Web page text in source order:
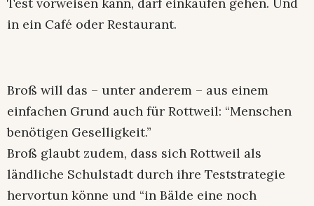
in ein Café oder Restaurant.
Broß will das – unter anderem – aus einem
einfachen Grund auch für Rottweil: “Menschen
benötigen Geselligkeit.”
Broß glaubt zudem, dass sich Rottweil als
ländliche Schulstadt durch ihre Teststrategie
hervortun könne und “in Bälde eine noch